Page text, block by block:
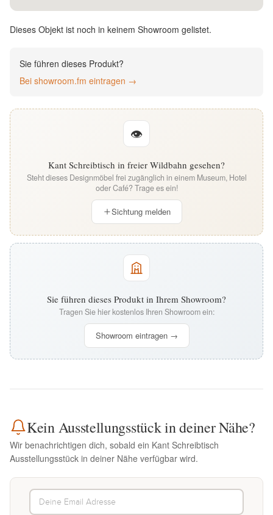
English
Deutsch
Dieses Objekt ist noch in keinem Showroom gelistet.
Sie führen dieses Produkt?
Bei showroom.fm eintragen →
👁
Kant Schreibtisch in freier Wildbahn gesehen?
Steht dieses Designmöbel frei zugänglich in einem Museum, Hotel
oder Café? Trage es ein!
Sichtung melden
Sie führen dieses Produkt in Ihrem Showroom?
Tragen Sie hier kostenlos Ihren Showroom ein:
Showroom eintragen →
Kein Ausstellungsstück in deiner Nähe?
Wir benachrichtigen dich, sobald ein Kant Schreibtisch
Ausstellungsstück in deiner Nähe verfügbar wird.